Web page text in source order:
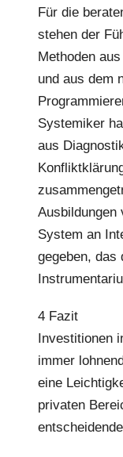
Für die
stehen der
Methoden
und aus dem
Systemiker
aus
Ausbildungen
System an
gegeben, das
4 Fazit
Investitionen
immer
eine
privaten